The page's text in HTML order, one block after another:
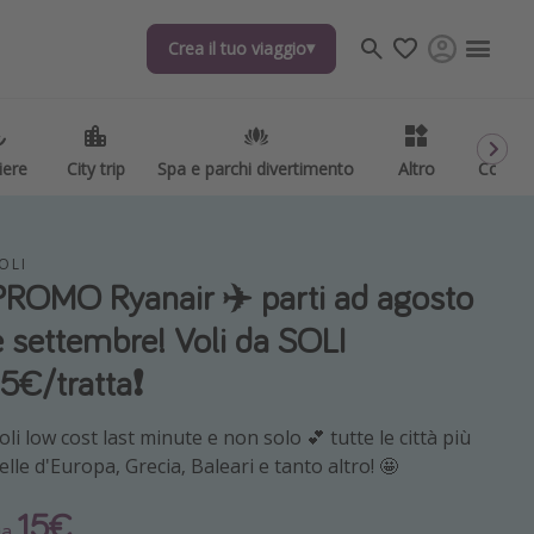
Crea il tuo viaggio
City trip Spa e parchi divertimento Altro Codici
Crea il tuo viaggio
City trip Spa e parchi divertimento Altro Codici
Ryanair ✈️ parti ad agosto
settembre! Voli da SOLI
tratta❗️
low cost last minute e non solo 💕 tutte le città più
d'Europa, Grecia, Baleari e tanto altro! 🤩